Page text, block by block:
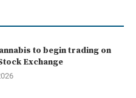
to begin trading on
Exchange